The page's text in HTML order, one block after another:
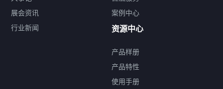
提交您的需求，免费获取产品资料
--亦可拨打我们的24小时服务咨询热线--
展会资讯
行业新闻
案例中心
资源中心
产品样册
产品特性
使用手册